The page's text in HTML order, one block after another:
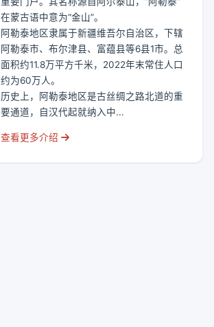
在蒙古语中意为“金山”。
阿勒泰地区隶属于新疆维吾尔自治区，下辖
阿勒泰市、布尔津县、富蕴县等6县1市。总
面积约11.8万平方千米，2022年末常住人口
约为60万人。
历史上，阿勒泰地区是古丝绸之路北道的重
要通道，自汉代起就纳入中...
查看更多介绍